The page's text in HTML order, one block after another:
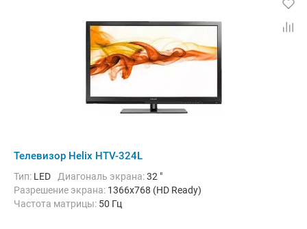
Телевизор Helix HTV-324L
Тип: LED Диагональ экрана:32 "
Разрешение экрана: 1366x768 (HD Ready)
Частота матрицы: 50 Гц